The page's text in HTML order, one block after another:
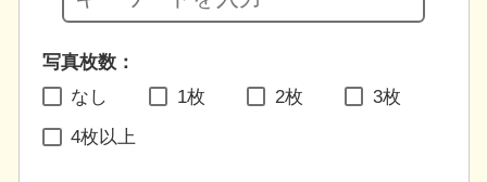
写真枚数：
なし
1枚 2枚 3枚
4枚以上